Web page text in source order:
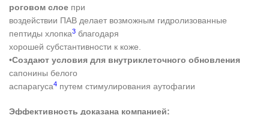
роговом слое при
воздействии ПАВ делает возможным гидролизованные
пептиды хлопка3 благодаря
хорошей субстантивности к коже.
•Создают условия для внутриклеточного обновления
сапонины белого
аспарагуса4 путем стимулирования аутофагии
Эффективность доказана компанией: